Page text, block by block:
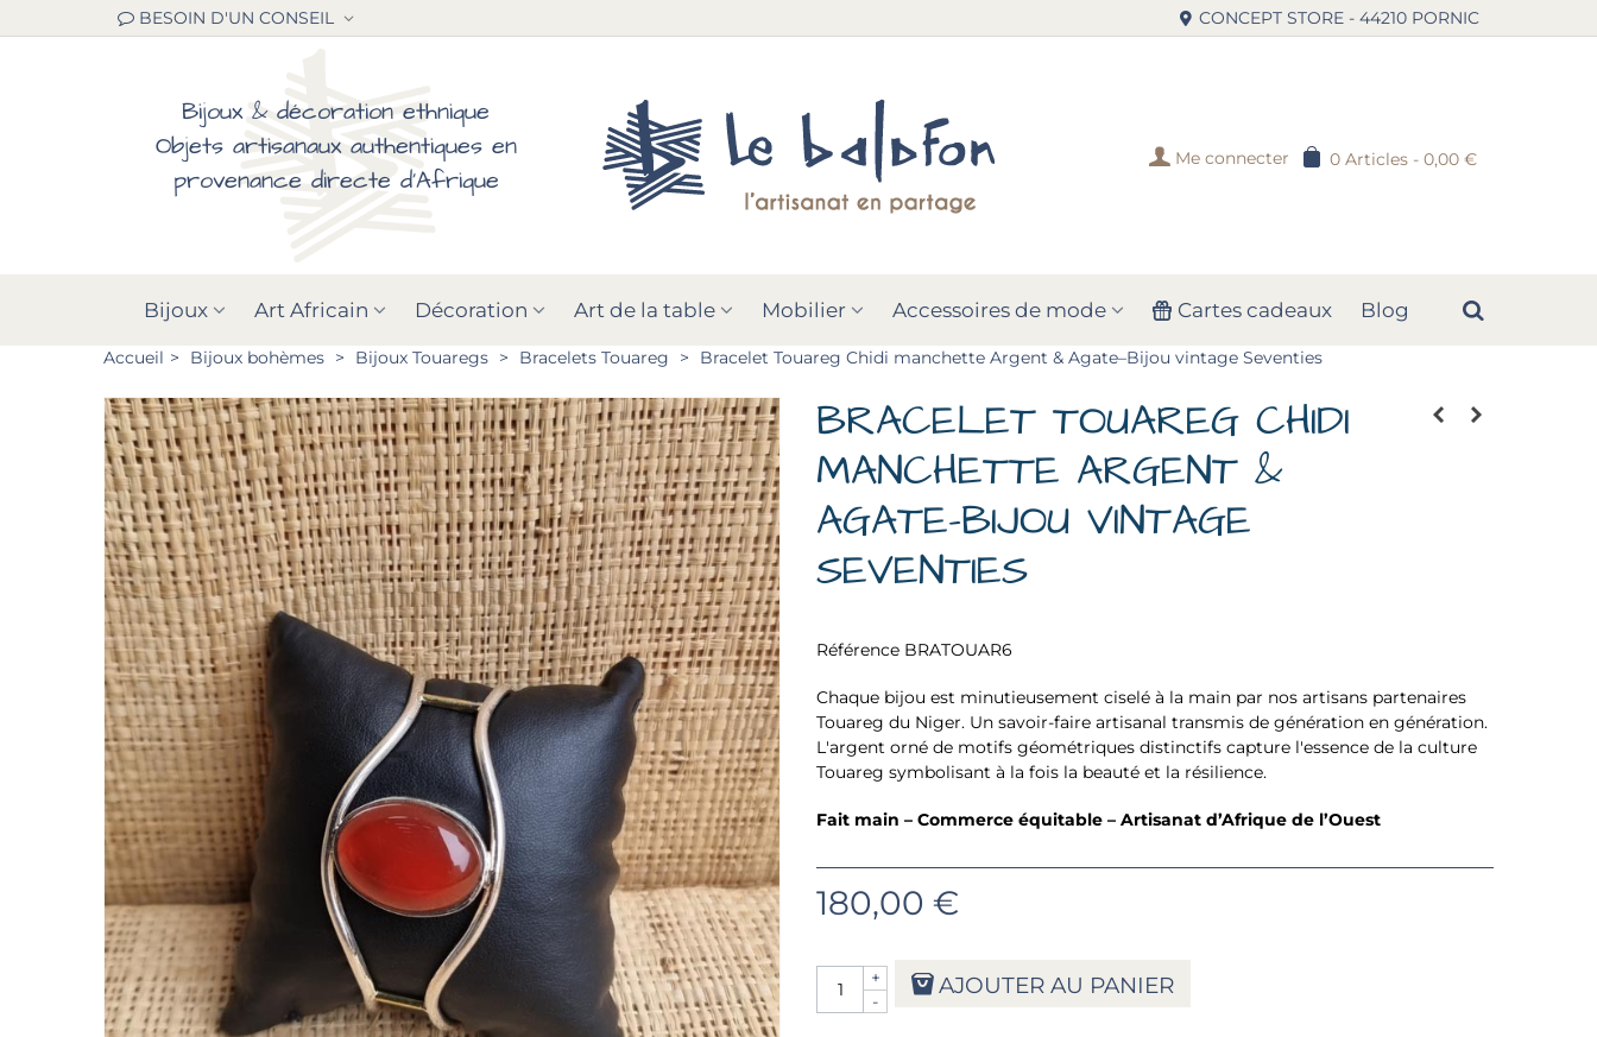
BESOIN D'UN CONSEIL CONCEPT STORE - 44210 PORNIC
Bijoux & décoration ethnique
Objets artisanaux authentiques en
provenance directe d'Afrique
0 Articles - 0,00 €
Me connecter
Bijoux Art Africain Décoration Art de la table Mobilier Accessoires de mode Cartes cadeaux Blog
Accueil > Bijoux bohèmes > Bijoux Touaregs > Bracelets Touareg > Bracelet Touareg Chidi manchette Argent & Agate–Bijou vintage Seventies
BRACELET TOUAREG CHIDI
MANCHETTE ARGENT &
AGATE–BIJOU VINTAGE
SEVENTIES
Référence BRATOUAR6
Chaque bijou est minutieusement ciselé à la main par nos artisans partenaires
Touareg du Niger. Un savoir-faire artisanal transmis de génération en génération.
L'argent orné de motifs géométriques distinctifs capture l'essence de la culture
Touareg symbolisant à la fois la beauté et la résilience.
Fait main – Commerce équitable – Artisanat d’Afrique de l’Ouest
180,00 €
-
+ AJOUTER AU PANIER